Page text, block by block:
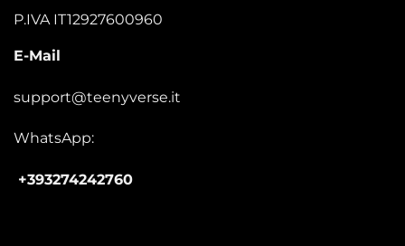
P.IVA IT12927600960
E-Mail
support@teenyverse.it
WhatsApp:
+393274242760